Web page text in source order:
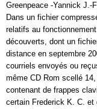
Greenpeace -Yannick J.-
Dans un fichier
relatifs au
découverts, dont un
distance en septembre
courriels envoyés ou
même CD Rom scellé
contenant de frappes
certain Frederick K. C. et